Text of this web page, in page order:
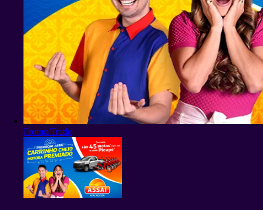
Promo/Trade